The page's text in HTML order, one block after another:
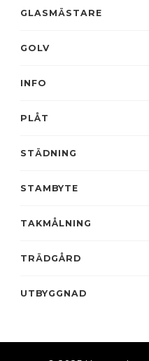
GLASMÄSTARE
GOLV
INFO
PLÅT
STÄDNING
STAMBYTE
TAKMÅLNING
TRÄDGÅRD
UTBYGGNAD